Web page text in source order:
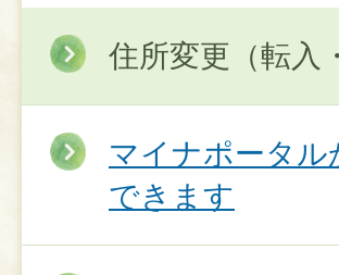
住所変更（転入
マイナポータ
できます